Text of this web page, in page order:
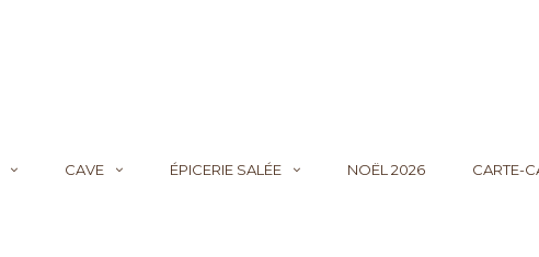
CAVE ÉPICERIE SALÉE NOËL 2026 CARTE-